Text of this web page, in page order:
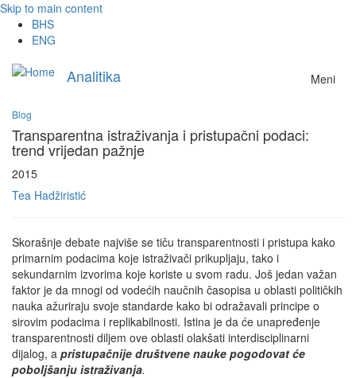
Skip to main content
BHS
ENG
Analitika Meni
Blog
Transparentna istraživanja i pristupačni podaci:
trend vrijedan pažnje
2015
Tea Hadžiristić
Skorašnje debate najviše se tiču transparentnosti i pristupa kako
primarnim podacima koje istraživači prikupljaju, tako i
sekundarnim izvorima koje koriste u svom radu. Još jedan važan
faktor je da mnogi od vodećih naučnih časopisa u oblasti političkih
nauka ažuriraju svoje standarde kako bi odražavali principe o
sirovim podacima i replikabilnosti. Istina je da će unapređenje
transparentnosti diljem ove oblasti olakšati interdisciplinarni
dijalog, a pristupačnije društvene nauke pogodovat će
poboljšanju istraživanja.